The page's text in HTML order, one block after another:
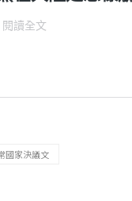
國家決議文